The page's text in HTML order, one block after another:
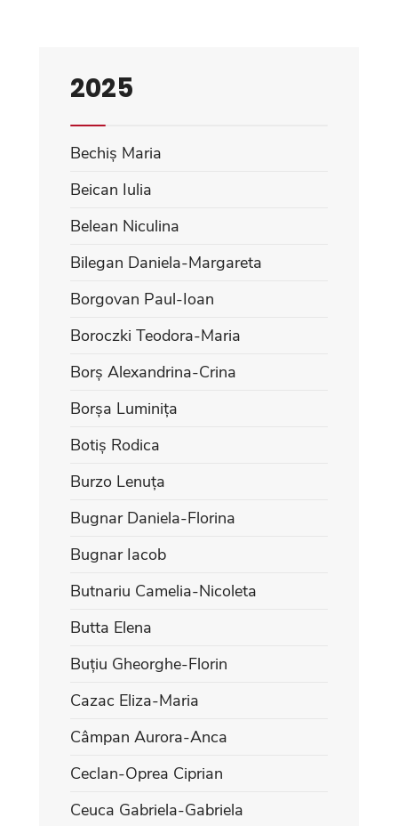
2025
Bechiș Maria
Beican Iulia
Belean Niculina
Bilegan Daniela-Margareta
Borgovan Paul-Ioan
Boroczki Teodora-Maria
Borș Alexandrina-Crina
Borșa Luminița
Botiș Rodica
Burzo Lenuța
Bugnar Daniela-Florina
Bugnar Iacob
Butnariu Camelia-Nicoleta
Butta Elena
Buțiu Gheorghe-Florin
Cazac Eliza-Maria
Câmpan Aurora-Anca
Ceclan-Oprea Ciprian
Ceuca Gabriela-Gabriela